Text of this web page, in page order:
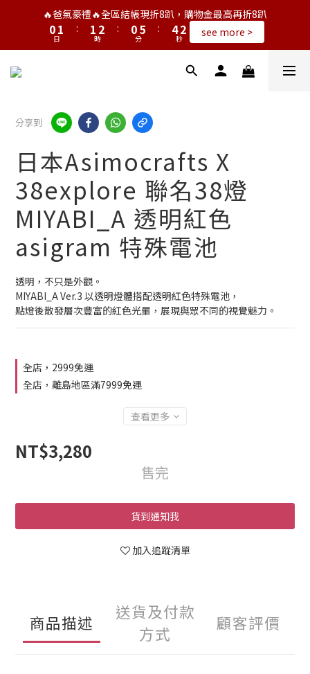
🔥爸氣豪禮🔥全區結帳現折8趴，購物金最高再折8趴
1
0
2
1
0
日
:
2
1
0
3
2
1
時
:
1
0
6
5
4
分
:
5
4
3
3
2
1
0
秒 see more >
分享到
日本Asimocrafts X
38explore 聯名38燈
MIYABI_A 透明紅色
asigram 特殊電池
透明，不只是外觀。
MIYABI_A Ver.3 以透明燈體搭配透明紅色特殊電池，
點燈後散發層次豐富的紅色光暈，展現與眾不同的視覺魅力。
全店，2999免運
全店，離島地區滿7999免運
查看更多
NT$3,280
售完
貨到通知我
加入追蹤清單
商品描述
送貨及付款
方式
顧客評價